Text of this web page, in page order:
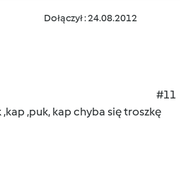
Dołączył : 24.08.2012
#11
,puk, kap chyba się troszkę